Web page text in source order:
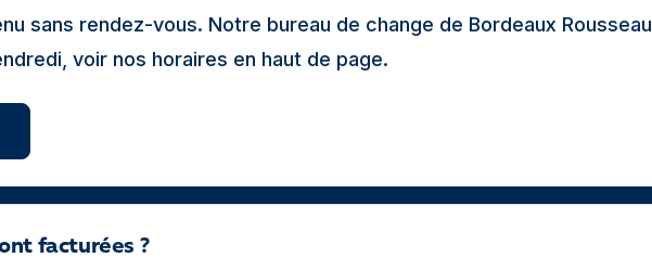
sans rendez-vous. Notre bureau de change de Bordeaux Rousseau
voir nos horaires en haut de page.
facturées ?